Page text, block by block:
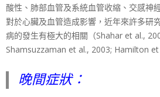
酸性、肺部血管及系統血管收縮、交感神
對於心臟及血管造成影響，近年來許多研
病的發生有極大的相關（Shahar et al.,
Shamsuzzaman et al., 2003; Hamilton et
晚間症狀：